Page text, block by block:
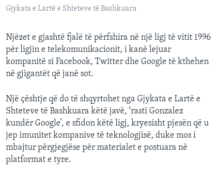
Gjykata e Lartë e Shteteve të Bashkuara
Njëzet e gjashtë fjalë të përfshira në një ligj të vitit 1996
për ligjin e telekomunikacionit, i kanë lejuar
kompanitë si Facebook, Twitter dhe Google të kthehen
në gjigantët që janë sot.
Një çështje që do të shqyrtohet nga Gjykata e Lartë e
Shteteve të Bashkuara këtë javë, ‘rasti Gonzalez
kundër Google’, e sfidon këtë ligj, kryesisht pjesën që u
jep imunitet kompanive të teknologjisë, duke mos i
mbajtur përgjegjëse për materialet e postuara në
platformat e tyre.